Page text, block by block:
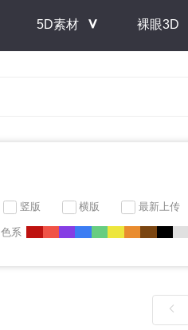
5D素材 ＾ 裸眼3D
竖版 横版 最新上传
色系